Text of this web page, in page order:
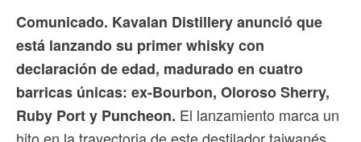
Comunicado. Kavalan Distillery anunció que
está lanzando su primer whisky con
declaración de edad, madurado en cuatro
barricas únicas: ex-Bourbon, Oloroso Sherry,
Ruby Port y Puncheon. El lanzamiento marca un